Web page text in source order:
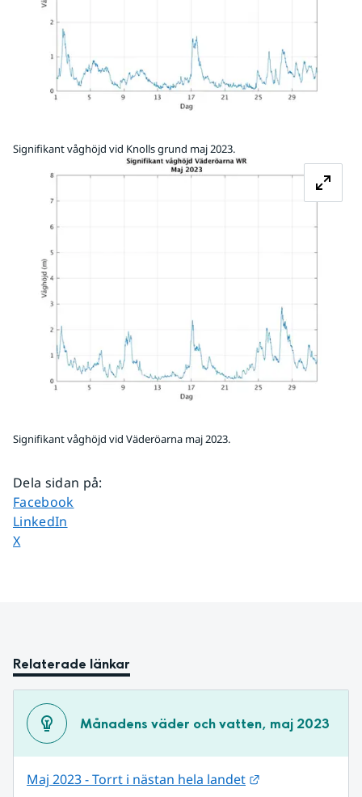
Signifikant våghöjd vid Knolls grund maj 2023.
Signifikant våghöjd vid Väderöarna maj 2023.
Dela sidan på:
Dela sidan på
Facebook
Dela sidan på
LinkedIn
Dela sidan på
X
Relaterade länkar
Månadens väder och vatten, maj 2023
Maj 2023 - Torrt i nästan hela landet